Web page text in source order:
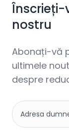
nostru
Abonați-vă
ultimele
despre